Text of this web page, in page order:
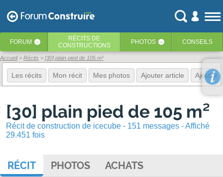
FORUM ‹ RÉCITS DE
CONSTRUCTIONS
PHOTOS ‹ CONSEILS
Accueil Récits [30] plain pied de 105 m²
Les récits Mon récit Mes photos Ajouter article Ajouter
[30] plain pied de 105 m²
Récit de construction de icecube - 151 messages - Affiché
29.451 fois
RÉCIT PHOTOS ACHATS